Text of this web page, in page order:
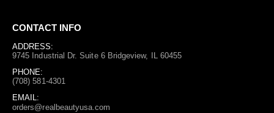
CONTACT INFO
ADDRESS:
9745 Industrial Dr. Suite 6 Bridgeview, IL 60455
PHONE:
(708) 581-4301
EMAIL:
orders@realbeautyusa.com